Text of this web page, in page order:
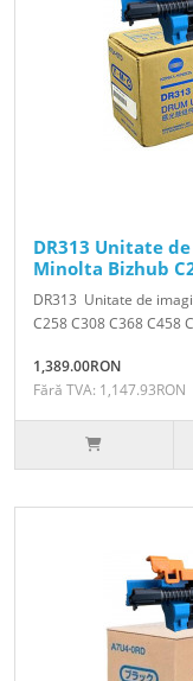
DR313 Unitate
Minolta Bizhub
DR313 Unitate de
C258 C308 C368 C458
1,389.00RON
Fără TVA: 1,147.93RON